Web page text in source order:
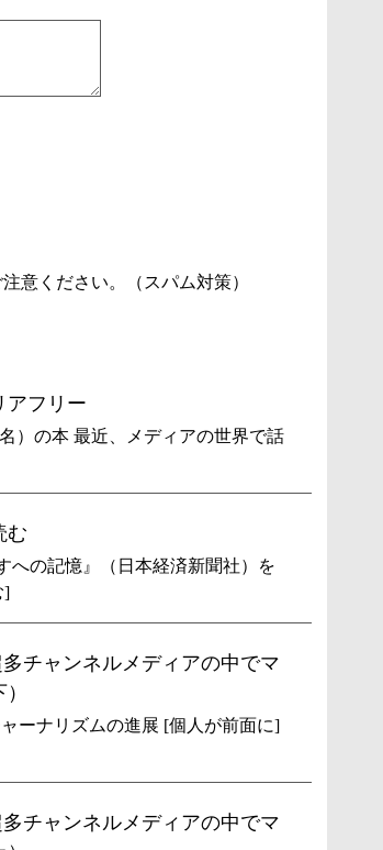
意ください。（スパム対策）
アフリー
）の本 最近、メディアの世界で話
む
への記憶』（日本経済新聞社）を
]
チャンネルメディアの中でマ
ーナリズムの進展 [個人が前面に]
チャンネルメディアの中でマ